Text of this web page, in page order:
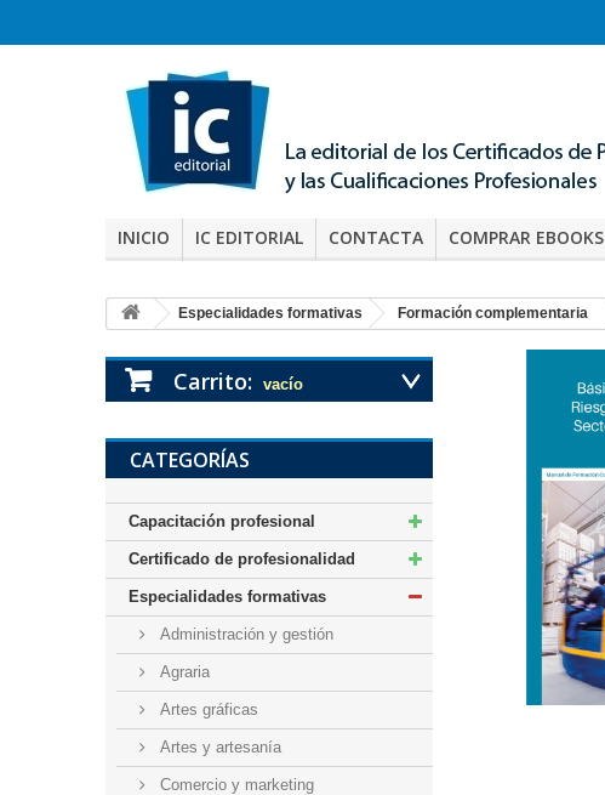
INICIO IC EDITORIAL CONTACTA COMPRAR EBOOKS
Especialidades formativas Formación complementaria
Carrito: vacío
CATEGORÍAS
Capacitación profesional
Certificado de profesionalidad
Especialidades formativas
Administración y gestión
Agraria
Artes gráficas
Artes y artesanía
Comercio y marketing